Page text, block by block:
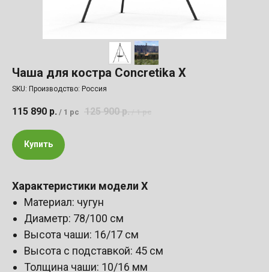
Чаша для костра Concretika X
SKU: Производство: Россия
115 890 р. / 1 pc 125 900 р. / 1 pc
Купить
Характеристики модели X
Материал: чугун
Диаметр: 78/100 см
Высота чаши: 16/17 см
Высота с подставкой: 45 см
Толщина чаши: 10/16 мм